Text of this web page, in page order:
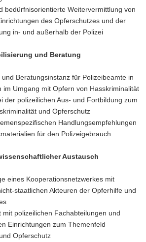
bedürfnisorientierte Weitervermittlung von
des Opferschutzes und der
in- und außerhalb der Polizei
und Beratung
Beratungsinstanz für Polizeibeamte in
im Umgang mit Opfern von Hasskriminalität
der polizeilichen Aus- und Fortbildung zum
und Opferschutz
Handlungsempfehlungen
für den Polizeigebrauch
Austausch
eines Kooperationsnetzwerkes mit
staatlichen Akteuren der Opferhilfe und
mit polizeilichen Fachabteilungen und
Einrichtungen zum Themenfeld
Opferschutz